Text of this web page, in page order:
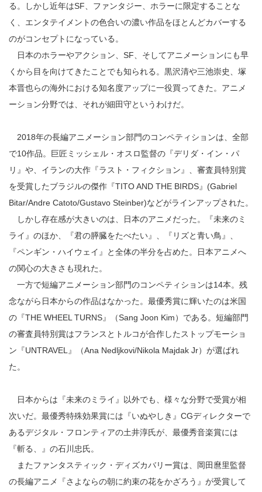
る。しかし近年はSF、ファンタジー、ホラーに限定することな
く、エンタテイメントの色合いの濃い作品をほとんどカバーする
のがコンセプトになっている。
日本のホラーやアクション、SF、そしてアニメーションにも早
くから目を向けてきたことでも知られる。黒沢清や三池崇史、塚
本晋也らの海外における知名度アップに一役買ってきた。アニメ
ーション分野では、それが細田守というわけだ。
2018年の長編アニメーション部門のコンペティションは、全部
で10作品。巨匠ミッシェル・オスロ監督の『デリダ・イン・パ
リ』や、イランの大作『ラスト・フィクション』、審査員特別賞
を受賞したブラジルの傑作『TITO AND THE BIRDS』(Gabriel
Bitar/Andre Catoto/Gustavo Steinber)などがラインアップされた。
しかし存在感が大きいのは、日本のアニメだった。『未来のミ
ライ』のほか、『君の膵臓をたべたい』、『リズと青い鳥』、
『ペンギン・ハイウェイ』と全体の半分を占めた。日本アニメへ
の関心の大きさも現れた。
一方で短編アニメーション部門のコンペティションは14本。残
念ながら日本からの作品はなかった。最優秀賞に輝いたのは米国
の『THE WHEEL TURNS』（Sang Joon Kim）である。短編部門
の審査員特別賞はフランスとトルコが合作したストップモーショ
ン『UNTRAVEL』（Ana Nedljkovi/Nikola Majdak Jr）が選ばれ
た。
日本からは『未来のミライ』以外でも、様々な分野で受賞が相
次いだ。最優秀特殊効果賞には『いぬやしき』CGディレクターで
あるデジタル・フロンティアの土井淳氏が、最優秀音楽賞には
『斬る、』の石川忠氏。
またファンタスティック・ディズカバリー賞は、岡田麿里監督
の長編アニメ『さよならの朝に約束の花をかざろう』が受賞して